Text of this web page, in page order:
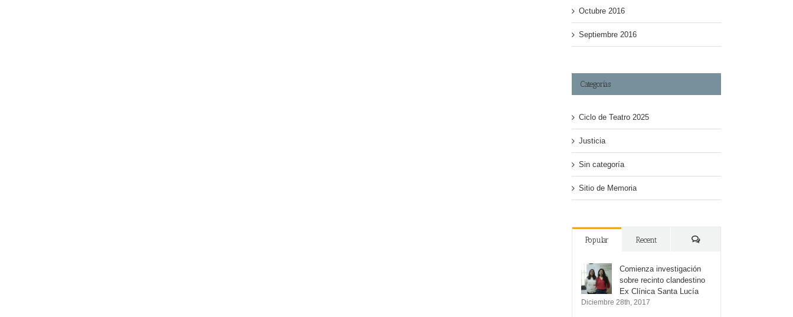
Octubre 2016
Septiembre 2016
Categorías
Ciclo de Teatro 2025
Justicia
Sin categoría
Sitio de Memoria
Popular Recent
Comienza investigación
sobre recinto clandestino
Ex Clínica Santa Lucía
Diciembre 28th, 2017